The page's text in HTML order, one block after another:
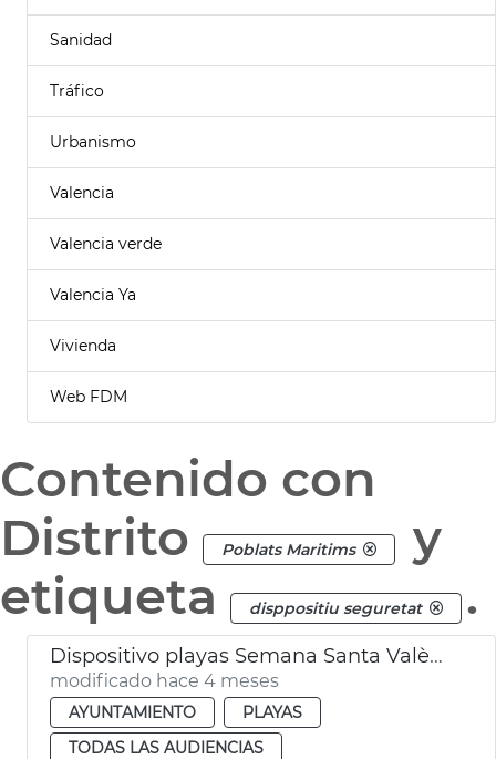
Sanidad
Tráfico
Urbanismo
Valencia
Valencia verde
Valencia Ya
Vivienda
Web FDM
Contenido con
Distrito
Poblats Maritims
y
etiqueta
disppositiu seguretat .
Dispositivo playas Semana Santa València
modificado hace 4 meses
AYUNTAMIENTO
PLAYAS
TODAS LAS AUDIENCIAS